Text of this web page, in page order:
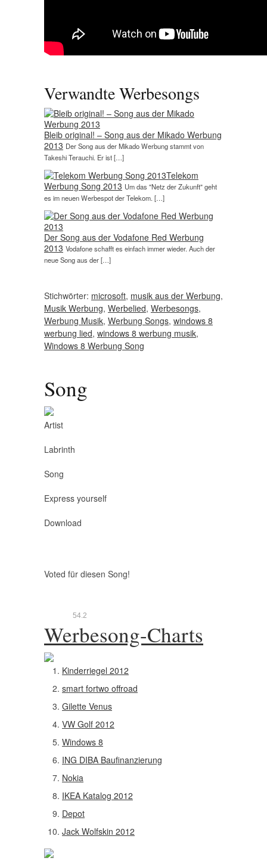
Verwandte Werbesongs
Bleib original! – Song aus der Mikado Werbung
2013 Der Song aus der Mikado Werbung stammt von
Takeshi Terauchi. Er ist […]
Telekom
Werbung Song 2013 Um das "Netz der Zukunft" geht
es im neuen Werbespot der Telekom. […]
Der Song aus der Vodafone Red Werbung
2013 Vodafone schafft es einfach immer wieder. Auch der
neue Song aus der […]
Stichwörter: microsoft, musik aus der Werbung,
Musik Werbung, Werbelied, Werbesongs,
Werbung Musik, Werbung Songs, windows 8
werbung lied, windows 8 werbung musik,
Windows 8 Werbung Song
Song
Artist
Labrinth
Song
Express yourself
Download
Voted für diesen Song!
54.2
Werbesong-Charts
Kinderriegel 2012
smart fortwo offroad
Gilette Venus
VW Golf 2012
Windows 8
ING DIBA Baufinanzierung
Nokia
IKEA Katalog 2012
Depot
Jack Wolfskin 2012